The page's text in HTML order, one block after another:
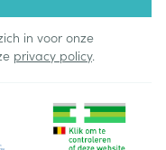
in voor onze
privacy policy.